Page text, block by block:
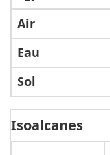
Air
Eau
Sol
Isoalcanes